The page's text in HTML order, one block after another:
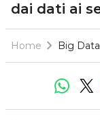
dai dati ai
Home Big Data